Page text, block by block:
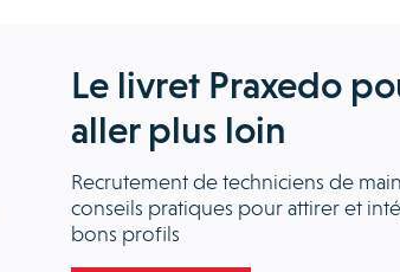
Le livret Praxedo
aller plus loin
Recrutement de techniciens de
conseils pratiques pour attirer et
bons profils